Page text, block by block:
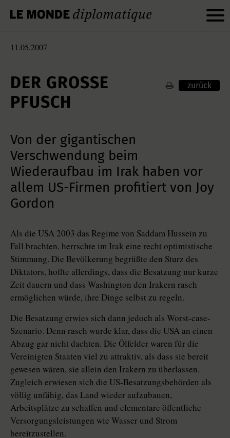
11.05.2007
DER GROSSE P
FUSCH
zurück
Von der gigantischen
Verschwendung beim
Wiederaufbau im Irak haben vor
allem US-Firmen profitiert von Joy
Gordon
Als die USA 2003 das Regime von Saddam Hussein zu
Fall brachten, herrschte im Irak eine recht optimistische
Stimmung. Die Bevölkerung begrüßte den Sturz des
Diktators, hoffte allerdings, dass die Besatzung nur kurze
Zeit dauern und dass Washington den Irakern rasch
ermöglichen würde, ihre Dinge selbst zu regeln.
Die Besatzung erwies sich dann jedoch als Worst-case-
Szenario. Denn rasch wurde klar, dass die USA an einen
Abzug gar nicht dachten. Die Ölfelder waren für die
Vereinigten Staaten viel zu attraktiv, als dass sie bereit
gewesen wären, sie allein den Irakern zu überlassen.
Zugleich erwiesen sich die US-Besatzungsbehörden als
völlig unfähig, das Land wieder aufzubauen,
Arbeitsplätze zu schaffen und elementare öffentliche
Versorgungsleistungen wie Wasser und Strom
bereitzustellen.